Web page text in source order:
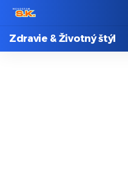
Zdravie & Životný štýl